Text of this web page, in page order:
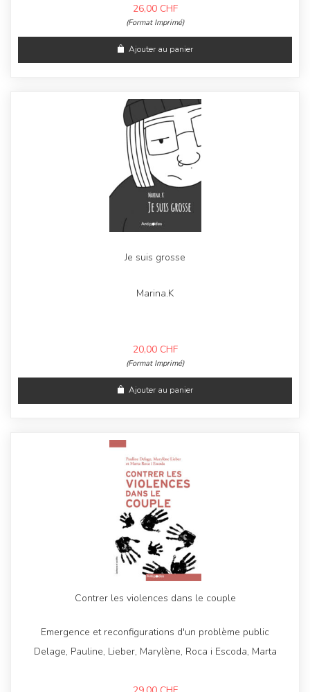
26,00 CHF
(Format Imprimé)
Ajouter au panier
Je suis grosse
Marina.K
20,00 CHF
(Format Imprimé)
Ajouter au panier
Contrer les violences dans le couple
Emergence et reconfigurations d'un problème public
Delage, Pauline, Lieber, Marylène, Roca i Escoda, Marta